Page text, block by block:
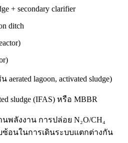
+ secondary clarifier
ditch
aerated lagoon, activated sludge)
sludge (IFAS) หรือ MBBR
พลังงาน การปล่อย N₂O/CH₄
อนในการเดินระบบแตกต่างกัน